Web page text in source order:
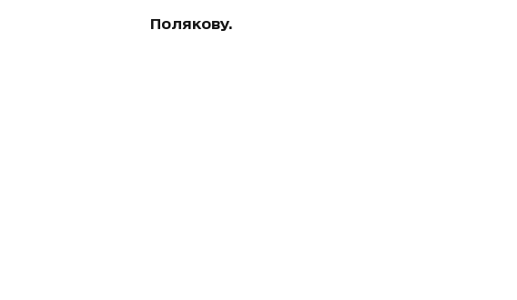
Полякову.